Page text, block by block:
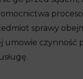
sprawy
umowie czynność